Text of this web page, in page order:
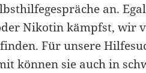
an.
Nikotin kämpfst, wir
Für unsere
können sie auch in